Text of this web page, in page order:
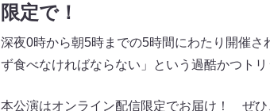
限定で！
深夜0時から朝5時までの5時間にわたり開催
ず食べなければならない」という過酷かつト
本公演はオンライン配信限定でお届け！ ぜひ